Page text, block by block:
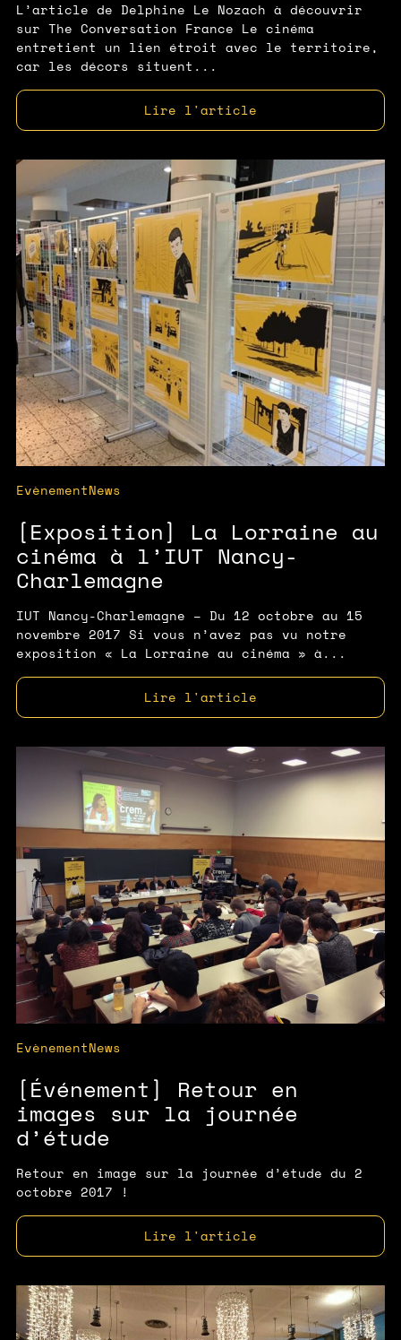
L’article de Delphine Le Nozach à découvrir
sur The Conversation France Le cinéma
entretient un lien étroit avec le territoire,
car les décors situent...
Lire l'article
EvènementNews
[Exposition] La Lorraine au
cinéma à l’IUT Nancy-
Charlemagne
IUT Nancy-Charlemagne – Du 12 octobre au 15
novembre 2017 Si vous n’avez pas vu notre
exposition « La Lorraine au cinéma » à...
Lire l'article
EvènementNews
[Événement] Retour en
images sur la journée
d’étude
Retour en image sur la journée d’étude du 2
octobre 2017 !
Lire l'article